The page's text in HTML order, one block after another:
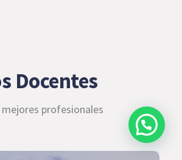
Docentes
profesionales